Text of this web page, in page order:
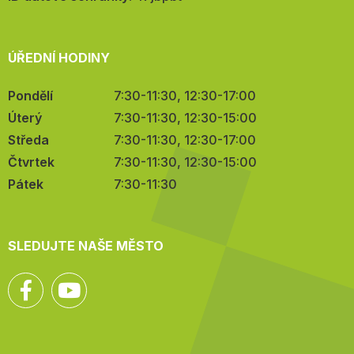
ÚŘEDNÍ HODINY
Pondělí
7:30-11:30, 12:30-17:00
Úterý
7:30-11:30, 12:30-15:00
Středa
7:30-11:30, 12:30-17:00
Čtvrtek
7:30-11:30, 12:30-15:00
Pátek
7:30-11:30
SLEDUJTE NAŠE MĚSTO
Facebook